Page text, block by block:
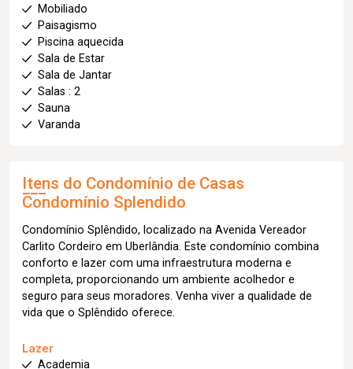
Mobiliado
Paisagismo
Piscina aquecida
Sala de Estar
Sala de Jantar
Salas : 2
Sauna
Varanda
Itens do Condomínio de Casas
Condomínio Splendido
Condomínio Splêndido, localizado na Avenida Vereador
Carlito Cordeiro em Uberlândia. Este condomínio combina
conforto e lazer com uma infraestrutura moderna e
completa, proporcionando um ambiente acolhedor e
seguro para seus moradores. Venha viver a qualidade de
vida que o Splêndido oferece.
Lazer
Academia